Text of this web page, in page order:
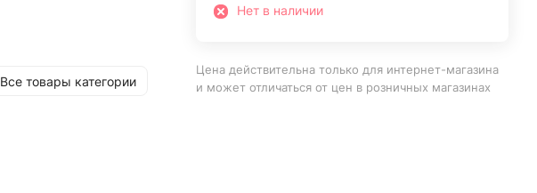
Все товары категории
Нет в наличии
Цена действительна только для интернет-магазина
и может отличаться от цен в розничных магазинах